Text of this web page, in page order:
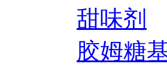
甜味剂
胶姆糖